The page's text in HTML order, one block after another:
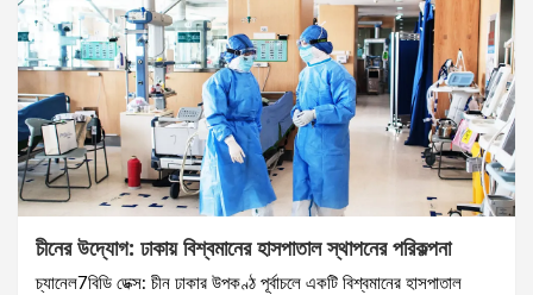
চীনের উদ্যোগ: ঢাকায় বিশ্বমানের হাসপাতাল স্থাপনের পরিকল্পনা
চ্যানেল7বিডি ডেক্স: চীন ঢাকার উপকণ্ঠ পূর্বাচলে একটি বিশ্বমানের হাসপাতাল